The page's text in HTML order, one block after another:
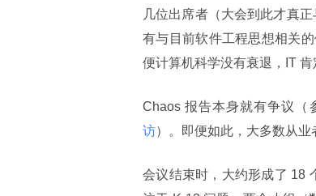
几位出席者（大会到此才真
有与目前软件工程思想相关
便计算机科学没有衰退，IT 肯
Chaos 报告本身就有争议（
访）。即便如此，大多数从
会议结束时，大约形成了 18